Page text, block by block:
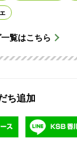
覧はこちら
ち追加